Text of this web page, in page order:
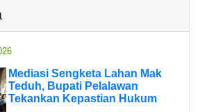
Mediasi Sengketa Lahan Mak
Teduh, Bupati Pelalawan
Tekankan Kepastian Hukum